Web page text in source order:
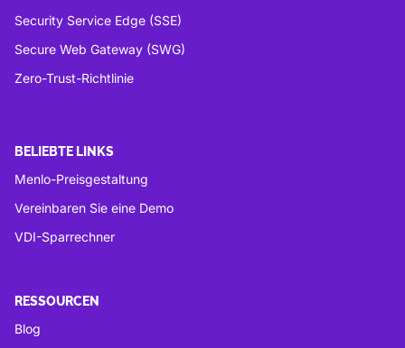
Security Service Edge (SSE)
Secure Web Gateway (SWG)
Zero-Trust-Richtlinie
BELIEBTE LINKS
Menlo-Preisgestaltung
Vereinbaren Sie eine Demo
VDI-Sparrechner
RESSOURCEN
Blog